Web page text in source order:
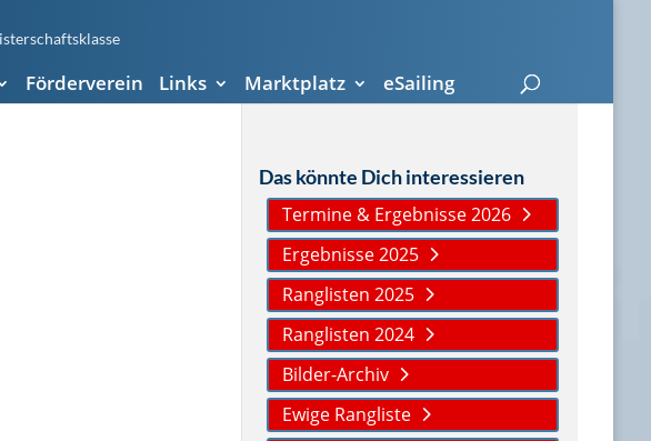
Förderverein Links Marktplatz eSailing
Das könnte Dich interessieren
Termine & Ergebnisse 2026
Ergebnisse 2025
Ranglisten 2025
Ranglisten 2024
Bilder-Archiv
Ewige Rangliste